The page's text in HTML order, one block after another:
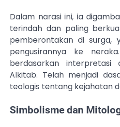
Dalam narasi ini, ia
terindah dan paling
pemberontakan di surga,
pengusirannya ke
berdasarkan interpretasi
Alkitab. Telah menjadi
teologis tentang kejahatan
Simbolisme dan